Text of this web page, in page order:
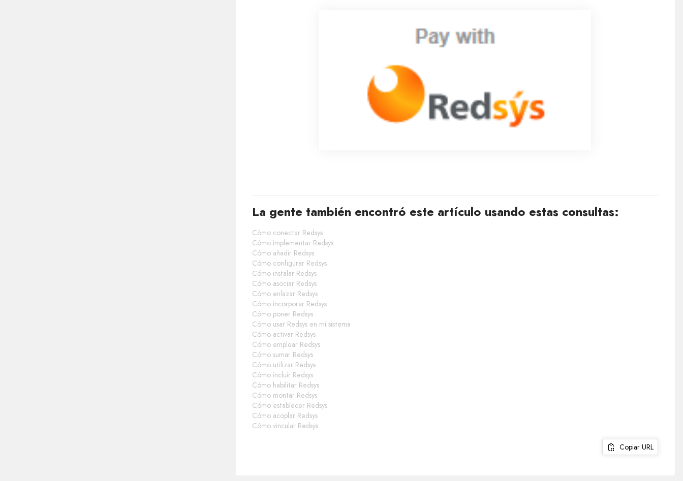
La gente también encontró este artículo usando estas consultas:
Cómo conectar Redsys
Cómo implementar Redsys
Cómo añadir Redsys
Cómo configurar Redsys
Cómo instalar Redsys
Cómo asociar Redsys
Cómo enlazar Redsys
Cómo incorporar Redsys
Cómo poner Redsys
Cómo usar Redsys en mi sistema
Cómo activar Redsys
Cómo emplear Redsys
Cómo sumar Redsys
Cómo utilizar Redsys
Cómo incluir Redsys
Cómo habilitar Redsys
Cómo montar Redsys
Cómo establecer Redsys
Cómo acoplar Redsys
Cómo vincular Redsys
Copiar URL